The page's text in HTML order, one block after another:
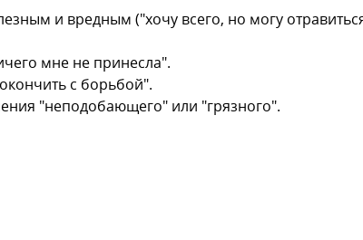
и вредным ("хочу всего, но могу
мне не принесла".
с борьбой".
"неподобающего" или "грязного".